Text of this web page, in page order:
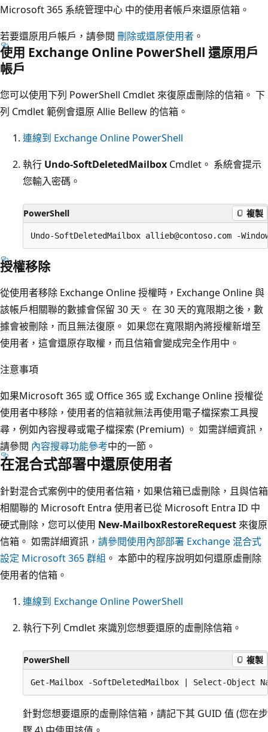
Microsoft 365 系統管理中心 中的使用者帳戶來還原信箱。
若要還原用戶帳戶，請參閱 刪除或還原使用者 。
使用 Exchange Online PowerShell 還原用戶
帳戶
您可以使用下列 PowerShell Cmdlet 來復原虛刪除的信箱。 下
列 Cmdlet 範例會還原 Allie Bellew 的信箱。
連線到 Exchange Online PowerShell
執行 Undo-SoftDeletedMailbox Cmdlet。 系統會提示
您輸入密碼。
PowerShell 複製
授權移除
從使用者移除 Exchange Online 授權時，Exchange Online 與
該帳戶相關聯的數據會保留 30 天。 在 30 天的寬限期之後，數
據會被刪除，而且無法復原。 如果您在寬限期內將授權新增至
使用者，這會還原存取權，而且信箱會變成完全作用中。
注意事項
如果Microsoft 365 或 Office 365 或 Exchange Online 授權從
使用者中移除，使用者的信箱就無法再使用電子檔探索工具搜
尋，例如內容搜尋或電子檔探索 (Premium) 。 如需詳細資訊，
請參閱 內容搜尋功能參考中的一節。
在混合式部署中還原使用者
針對混合式案例中的使用者信箱，如果信箱已虛刪除，且與信箱
相關聯的 Microsoft Entra 使用者已從 Microsoft Entra ID 中
硬式刪除，您可以使用 New-MailboxRestoreRequest 來復原
信箱。 如需詳細資訊 ，請參閱使用內部部署 Exchange 混合式
設定 Microsoft 365 群組 。 本節中的程序說明如何還原虛刪除
使用者的信箱。
連線到 Exchange Online PowerShell
執行下列 Cmdlet 來識別您想要還原的虛刪除信箱。
PowerShell 複製
針對您想要還原的虛刪除信箱，請記下其 GUID 值 (您在步